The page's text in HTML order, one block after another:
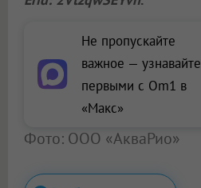
Не пропускайте
важное — узнавайте
первыми с Om1 в
«Макс»
Фото: ООО «АкваРио»